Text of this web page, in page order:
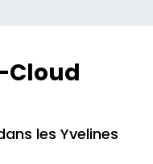
Cloud
les Yvelines